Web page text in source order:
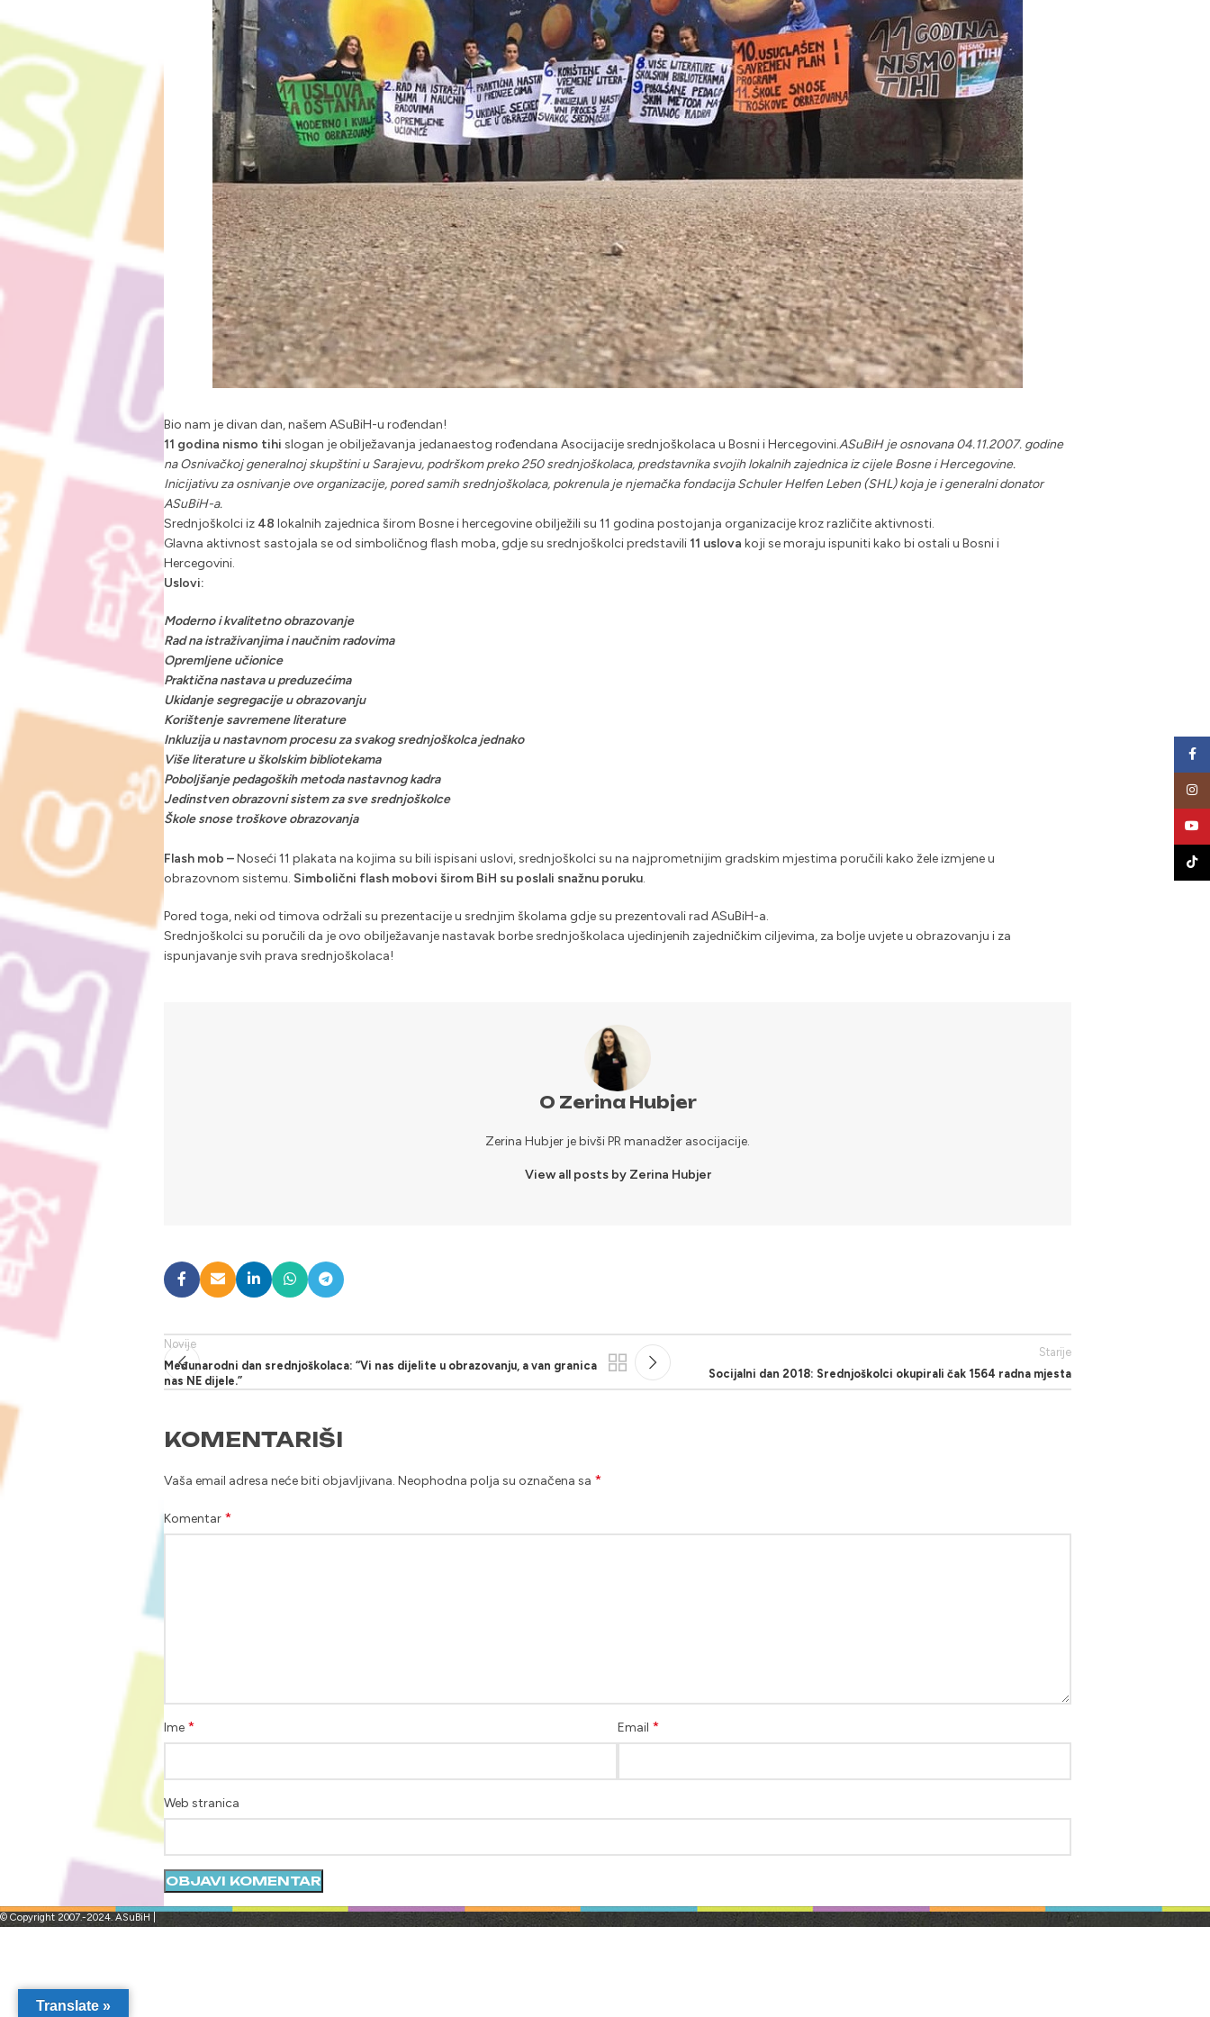
Bio nam je divan dan, našem ASuBiH-u rođendan!
11 godina nismo tihi slogan je obilježavanja jedanaestog rođendana Asocijacije srednjoškolaca u Bosni i Hercegovini.ASuBiH je osnovana 04.11.2007. godine
na Osnivačkoj generalnoj skupštini u Sarajevu, podrškom preko 250 srednjoškolaca, predstavnika svojih lokalnih zajednica iz cijele Bosne i Hercegovine.
Inicijativu za osnivanje ove organizacije, pored samih srednjoškolaca, pokrenula je njemačka fondacija Schuler Helfen Leben (SHL) koja je i generalni donator
ASuBiH-a.
Srednjoškolci iz 48 lokalnih zajednica širom Bosne i hercegovine obilježili su 11 godina postojanja organizacije kroz različite aktivnosti.
Glavna aktivnost sastojala se od simboličnog flash moba, gdje su srednjoškolci predstavili11 uslova koji se moraju ispuniti kako bi ostali u Bosni i
Hercegovini.
Uslovi:
Moderno i kvalitetno obrazovanje
Rad na istraživanjima i naučnim radovima
Opremljene učionice
Praktična nastava u preduzećima
Ukidanje segregacije u obrazovanju
Korištenje savremene literature
Inkluzija u nastavnom procesu za svakog srednjoškolca jednako
Više literature u školskim bibliotekama
Poboljšanje pedagoških metoda nastavnog kadra
Jedinstven obrazovni sistem za sve srednjoškolce
Škole snose troškove obrazovanja
Flash mob –Noseći 11 plakata na kojima su bili ispisani uslovi, srednjoškolci su na najprometnijim gradskim mjestima poručili kako žele izmjene u
obrazovnom sistemu. Simbolični flash mobovi širom BiH su poslali snažnu poruku.
Pored toga, neki od timova održali su prezentacije u srednjim školama gdje su prezentovali rad ASuBiH-a.
Srednjoškolci su poručili da je ovo obilježavanje nastavak borbe srednjoškolaca ujedinjenih zajedničkim ciljevima, za bolje uvjete u obrazovanju i za
ispunjavanje svih prava srednjoškolaca!
O Zerina Hubjer
Zerina Hubjer je bivši PR manadžer asocijacije.
View all posts by Zerina Hubjer
Novije
Međunarodni dan srednjoškolaca: “Vi nas dijelite u obrazovanju, a van granica
nas NE dijele.”
Starije
Socijalni dan 2018: Srednjoškolci okupirali čak 1564 radna mjesta
KOMENTARIŠI
Vaša email adresa neće biti objavljivana. Neophodna polja su označena sa *
Komentar *
Ime * Email *
Web stranica
© Copyright 2007.-2024. ASuBiH |
Translate »